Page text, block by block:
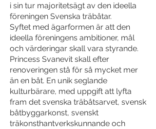
i sin tur majoritetsägt av den ideella
föreningen Svenska träbåtar.
Syftet med ägarformen är att den
ideella föreningens ambitioner, mål
och värderingar skall vara styrande.
Princess Svanevit skall efter
renoveringen stå för så mycket mer
än en båt. En unik seglande
kulturbärare, med uppgift att lyfta
fram det svenska träbåtsarvet, svensk
båtbyggarkonst, svenskt
träkonsthantverkskunnande och